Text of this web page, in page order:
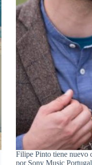
Filipe Pinto tiene nuevo
por Sony Music